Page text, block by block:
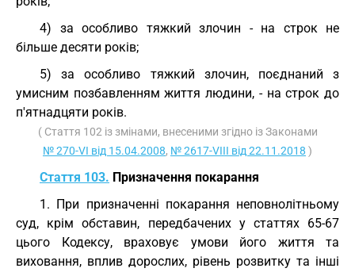
4) за особливо тяжкий злочин - на строк не
більше десяти років;
5) за особливо тяжкий злочин, поєднаний з
умисним позбавленням життя людини, - на строк до
п'ятнадцяти років.
( Стаття 102 із змінами, внесеними згідно із Законами
№ 270-VI від 15.04.2008, № 2617-VIII від 22.11.2018 )
Стаття 103. Призначення покарання
1. При призначенні покарання неповнолітньому
суд, крім обставин, передбачених у статтях 65-67
цього Кодексу, враховує умови його життя та
виховання, вплив дорослих, рівень розвитку та інші